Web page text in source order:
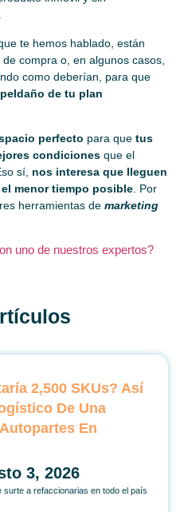
te hemos hablado, están
compra o, en algunos casos,
como deberían, para que
de tu plan
perfecto para que tus
condiciones que el
sí, nos interesa que lleguen
menor tiempo posible . Por
herramientas de marketing
uno de nuestros expertos?
2,500 SKUs? Así
De Una
En
3, 2026
a refaccionarias en todo el país